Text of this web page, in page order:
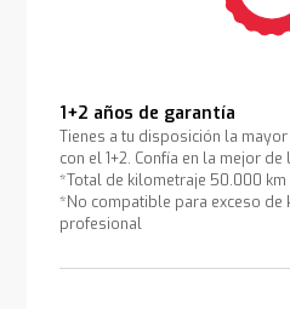
1+2 años de garantía
Tienes a tu disposición la
con el 1+2. Confía en la mejor de
*Total de kilometraje 50.000 km
*No compatible para exceso de
profesional